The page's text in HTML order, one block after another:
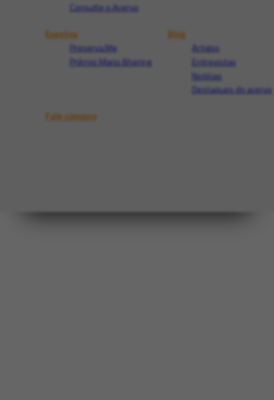
Consulte o Acervo
Eventos
Preserva.Me
Prêmio Mario Bhering
Blog
Artigos
Entrevistas
Notícias
Destaques do acervo
Fale conosco